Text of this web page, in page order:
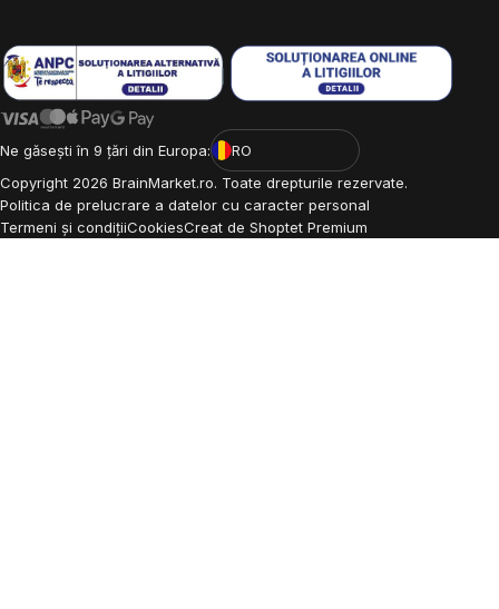
Ne găsești în 9 țări din Europa:
RO
Copyright 2026 BrainMarket.ro. Toate drepturile rezervate.
Politica de prelucrare a datelor cu caracter personal
Termeni și condițiiCookiesCreat de Shoptet Premium